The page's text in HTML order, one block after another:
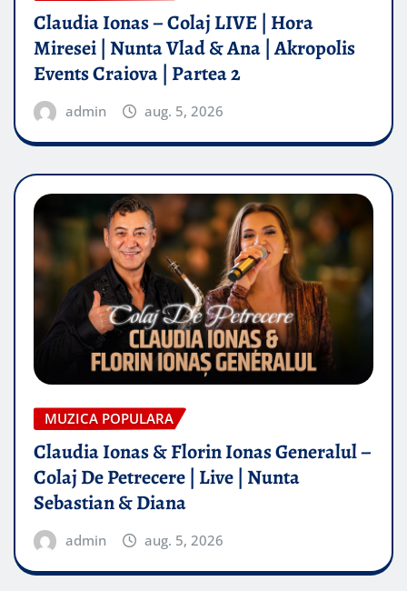
Claudia Ionas – Colaj LIVE | Hora
Miresei | Nunta Vlad & Ana | Akropolis
Events Craiova | Partea 2
admin aug. 5, 2026
MUZICA POPULARA
Claudia Ionas & Florin Ionas Generalul –
Colaj De Petrecere | Live | Nunta
Sebastian & Diana
admin aug. 5, 2026